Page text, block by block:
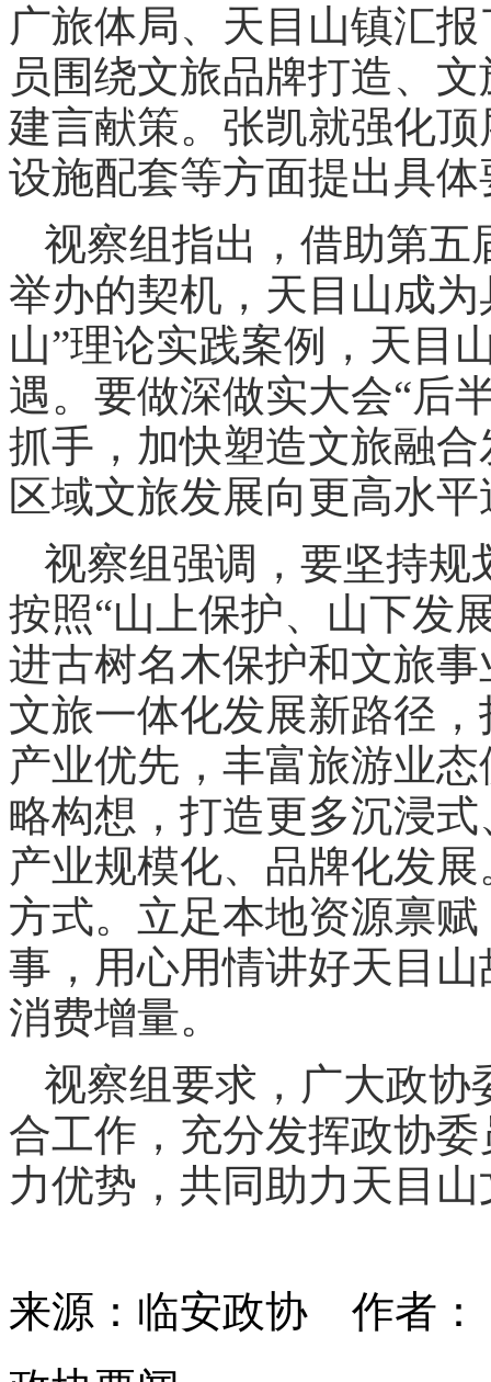
广旅体局、天目山镇汇
员围绕文旅品牌打造、
建言献策。张凯就强化
设施配套等方面提出具体
视察组指出，借助第五
举办的契机，天目山成
山”理论实践案例，天目
遇。要做深做实大会“后
抓手，加快塑造文旅融
区域文旅发展向更高水
视察组强调，要坚持规
按照“山上保护、山下发
进古树名木保护和文旅
文旅一体化发展新路径
产业优先，丰富旅游业
略构想，打造更多沉浸
产业规模化、品牌化发
方式。立足本地资源禀
事，用心用情讲好天目
消费增量。
视察组要求，广大政协
合工作，充分发挥政协
力优势，共同助力天目
来源：临安政协 作者